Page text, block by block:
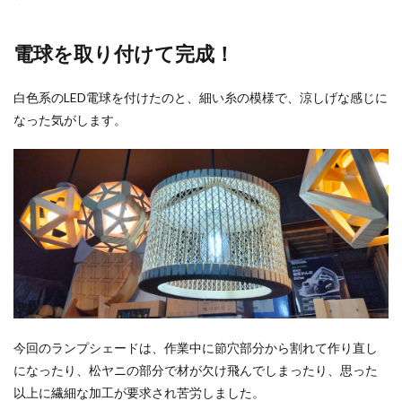
電球を取り付けて完成！
白色系のLED電球を付けたのと、細い糸の模様で、涼しげな感じに
なった気がします。
今回のランプシェードは、作業中に節穴部分から割れて作り直し
になったり、松ヤニの部分で材が欠け飛んでしまったり、思った
以上に繊細な加工が要求され苦労しました。